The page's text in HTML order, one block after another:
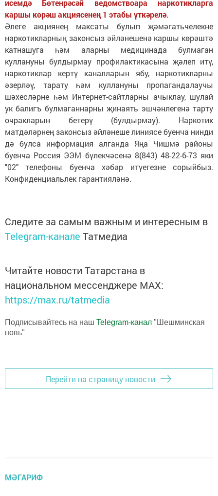
исемдә Бөтенрәсәй ведомствоара наркотикларга
каршы көрәш акциясенең 1 этабы үткәрелә.
Әлеге акциянең максаты булып җәмәгатьчелекне
наркотикларның законсыз әйләнешенә каршы көрәштә
катнашуга һәм аларны медицинада булмаган
куллануны булдырмау профилактикасына җәлеп итү,
наркотиклар кертү каналларын ябу, наркотикларны
әзерләү, тарату һәм куллануны пропагандалаучы
шәхесләрне һәм Интернет-сайтларны ачыклау, шулай
ук балигъ булмаганнарны җинаять эшчәнлегенә тарту
очракларын бетерү (булдырмау). Наркотик
матдәләрнең законсыз әйләнеше линиясе буенча нинди
дә булса информация алганда Яңа Чишмә районы
буенча Россия ЭЭМ бүлекчәсенә 8(843) 48-22-6-73 яки
"02" телефоны буенча хәбәр итүегезне сорыйбыз.
Конфиденциальлек гарантияләнә.
Следите за самым важным и интересным в
Telegram-канале Татмедиа
Читайте новости Татарстана в
национальном мессенджере MАХ:
https://max.ru/tatmedia
Подписывайтесь на наш Telegram-канал "Шешминская
новь"
Перейти на страницу новости
МӘГАРИФ